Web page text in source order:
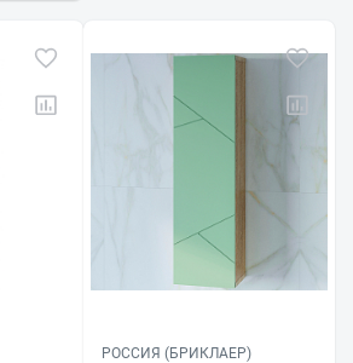
РОССИЯ (БРИКЛАЕР)